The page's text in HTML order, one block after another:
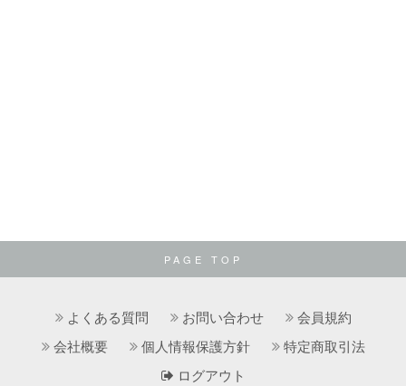
PAGE TOP
よくある質問 お問い合わせ
会員規約
会社概要
個人情報保護方針
特定商取引法
ログアウト